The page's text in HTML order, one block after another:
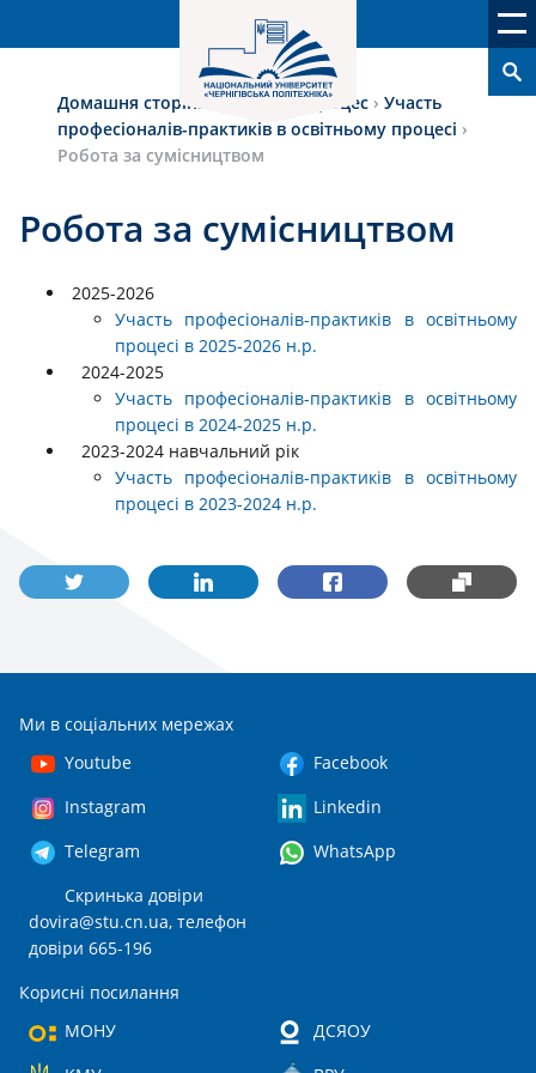
Домашня сторінка›Освітній процес › Участь
професіоналів-практиків в освітньому процесі ›
Робота за сумісництвом
Робота за сумісництвом
2025-2026
Участь професіоналів-практиків в освітньому
процесі в 2025-2026 н.р.
2024-2025
Участь професіоналів-практиків в освітньому
процесі в 2024-2025 н.р.
2023-2024 навчальний рік
Участь професіоналів-практиків в освітньому
процесі в 2023-2024 н.р.
Ми в соціальних мережах
Youtube
Facebook
Instagram
Linkedin
Telegram
WhatsApp
Скринька довіри
dovira@stu.cn.ua, телефон
довіри 665-196
Корисні посилання
МОНУ
ДСЯОУ